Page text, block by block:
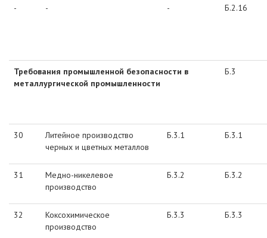
- - - Б.2.16
Требования промышленной безопасности в
металлургической промышленности
Б.3
30
Литейное производство
черных и цветных металлов
Б.3.1 Б.3.1
31
Медно-никелевое
производство
Б.3.2 Б.3.2
32
Коксохимическое
производство
Б.3.3 Б.3.3